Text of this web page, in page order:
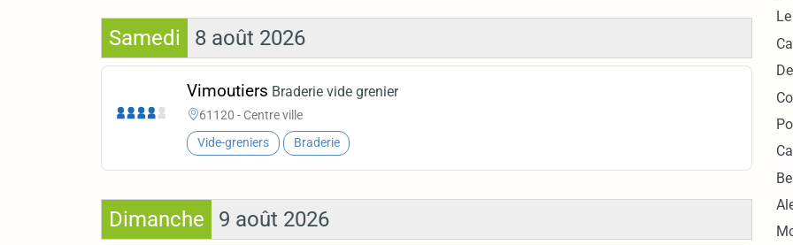
Samedi 8 août 2026
Vimoutiers Braderie vide grenier
61120 - Centre ville
Vide-greniers Braderie
Dimanche 9 août 2026